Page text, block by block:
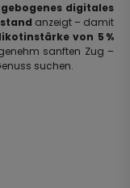
digitales
anzeigt – damit
von 5 %
sanften Zug –
suchen.